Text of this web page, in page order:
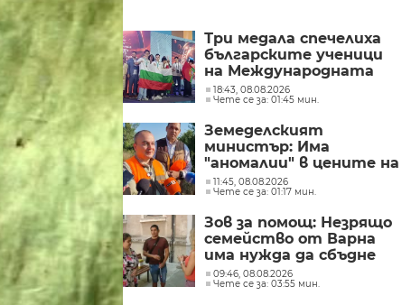
Три медала спечелиха
българските ученици
на Международната
олимпиада по
изкуствен интелект в
18:43, 08.08.2026
Чете се за: 01:45 мин.
Земеделският
министър: Има
"аномалии" в цените на
вносните плодове и
зеленчуци
11:45, 08.08.2026
Чете се за: 01:17 мин.
Зов за помощ: Незрящо
семейство от Варна
има нужда да сбъдне
една мечта
09:46, 08.08.2026
Чете се за: 03:55 мин.